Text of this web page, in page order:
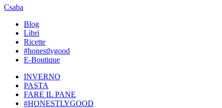
Csaba
Blog
Libri
Ricette
#honestlygood
E-Boutique
INVERNO
PASTA
FARE IL PANE
#HONESTLYGOOD